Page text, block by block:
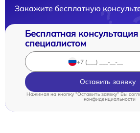
Закажите бесплатную
Бесплатная консультация
специалистом
Оставить заявку
Нажимая на кнопку "Оставить заявку" Вы
конфиденциальности